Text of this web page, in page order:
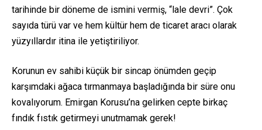
tarihinde bir döneme de ismini vermiş, “lale devri”. Çok
sayıda türü var ve hem kültür hem de ticaret aracı olarak
yüzyıllardır itina ile yetiştiriliyor.
Korunun ev sahibi küçük bir sincap önümden geçip
karşımdaki ağaca tırmanmaya başladığında bir süre onu
kovalıyorum. Emirgan Korusu’na gelirken cepte birkaç
fındık fıstık getirmeyi unutmamak gerek!